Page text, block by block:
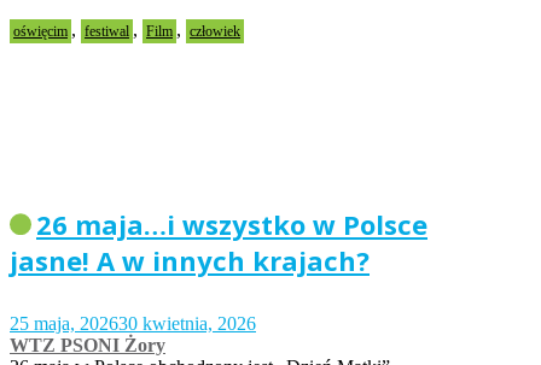
oświęcim , festiwal , Film , człowiek
26 maja…i wszystko w Polsce
jasne! A w innych krajach?
25 maja, 202630 kwietnia, 2026
WTZ PSONI Żory